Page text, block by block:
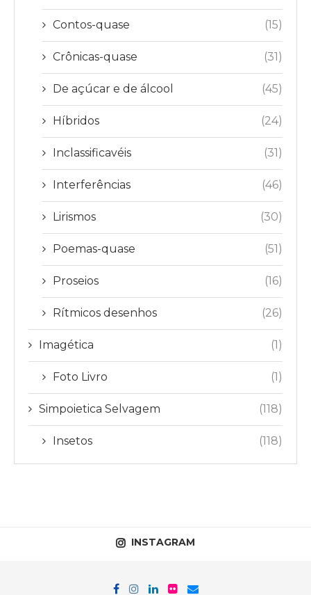
Contos-quase (15)
Crônicas-quase (31)
De açúcar e de álcool (45)
Híbridos (24)
Inclassificavéis (31)
Interferências (46)
Lirismos (30)
Poemas-quase (51)
Proseios (16)
Rítmicos desenhos (26)
Imagética (1)
Foto Livro (1)
Simpoietica Selvagem (118)
Insetos (118)
INSTAGRAM